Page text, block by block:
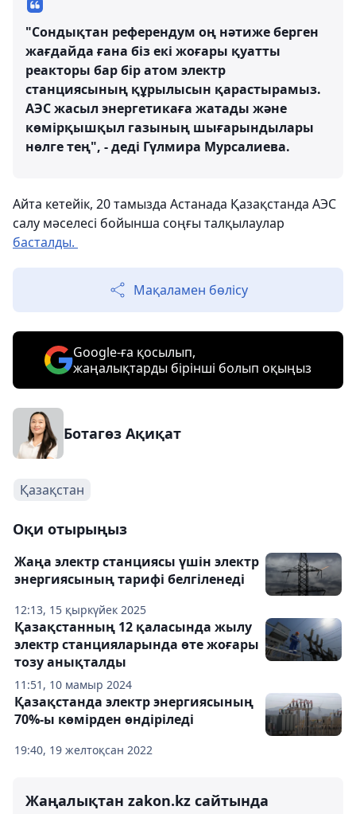
"Сондықтан референдум оң нәтиже берген
жағдайда ғана біз екі жоғары қуатты
реакторы бар бір атом электр
станциясының құрылысын қарастырамыз.
АЭС жасыл энергетикаға жатады және
көмірқышқыл газының шығарындылары
нөлге тең", - деді Гүлмира Мурсалиева.
Айта кетейік, 20 тамызда Астанада Қазақстанда АЭС
салу мәселесі бойынша соңғы талқылаулар
басталды.
Мақаламен бөлісу
Google-ға қосылып,
жаңалықтарды бірінші болып оқыңыз
Ботагөз Ақиқат
Қазақстан
Оқи отырыңыз
12:13, 15 қыркүйек 2025
Жаңа электр станциясы үшін электр
энергиясының тарифі белгіленеді
11:51, 10 мамыр 2024
Қазақстанның 12 қаласында жылу
электр станцияларында өте жоғары
тозу анықталды
19:40, 19 желтоқсан 2022
Қазақстанда электр энергиясының
70%-ы көмірден өндіріледі
Жаңалықтан zakon.kz сайтында